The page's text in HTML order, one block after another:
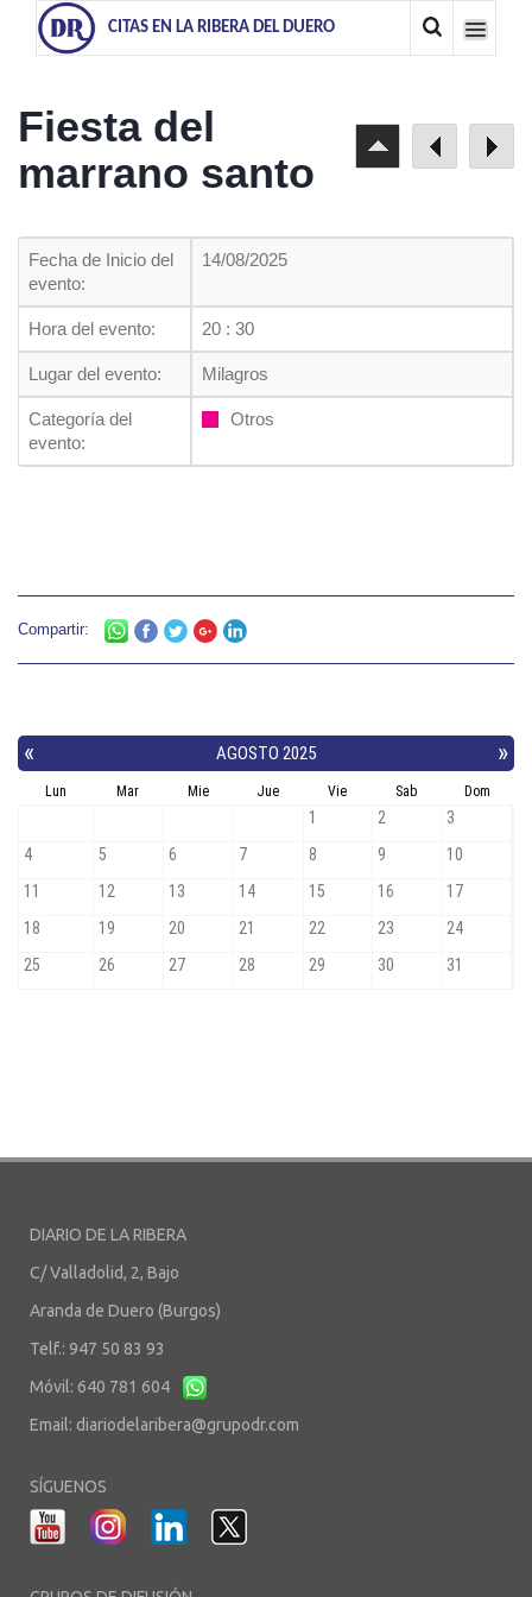
CITAS EN LA RIBERA DEL DUERO
Fiesta del
marrano santo
Fecha de Inicio del
evento:
14/08/2025
Hora del evento: 20 : 30
Lugar del evento: Milagros
Categoría del
evento:
Otros
Compartir:
DIARIO DE LA RIBERA
C/ Valladolid, 2, Bajo
Aranda de Duero (Burgos)
Telf.: 947 50 83 93
Móvil: 640 781 604
Email: diariodelaribera@grupodr.com
SÍGUENOS